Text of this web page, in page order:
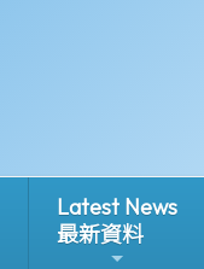
Latest News
最新資料